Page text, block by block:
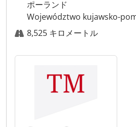
ポーランド
Województwo kujawsko-
8,525 キロメートル